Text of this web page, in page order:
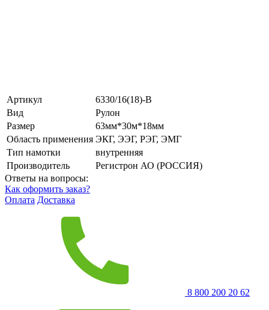
Артикул
6330/16(18)-В
Вид
Рулон
Размер
63мм*30м*18мм
Область применения ЭКГ, ЭЭГ, РЭГ, ЭМГ
Тип намотки
внутренняя
Производитель
Регистрон АО (РОССИЯ)
Ответы на вопросы:
Как оформить заказ?
Оплата Доставка
8 800 200 20 62